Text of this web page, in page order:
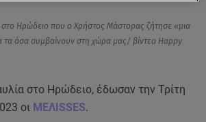
στο Ηρώδειο που ο Χρήστος Μάστορας ζήτησε «μια
τα όσα συμβαίνουν στη χώρα μας/ βίντεο Happy
στο Ηρώδειο, έδωσαν την Τρίτη
οι MEΛΙSSES.